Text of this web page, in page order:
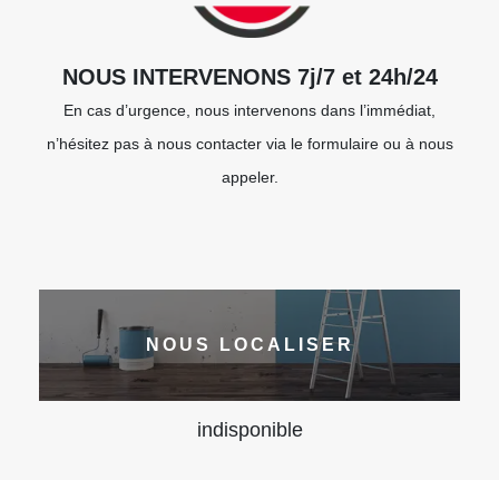
NOUS INTERVENONS 7j/7 et 24h/24
En cas d’urgence, nous intervenons dans l’immédiat,
n’hésitez pas à nous contacter via le formulaire ou à nous
appeler.
NOUS LOCALISER
indisponible